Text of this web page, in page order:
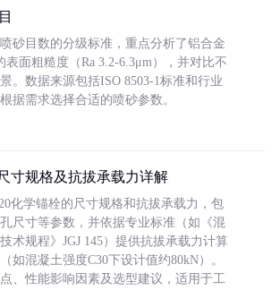
砂目数的分级标准，重点分析了铝合金
表面粗糙度（Ra 3.2-6.3μm），并对比不
。数据来源包括ISO 8503-1标准和行业
据需求选择合适的喷砂参数。
寸规格及抗拔承载力详解
化学锚栓的尺寸规格和抗拔承载力，包
尺寸等参数，并依据专业标准（如《混
术规程》JGJ 145）提供抗拔承载力计算
如混凝土强度C30下设计值约80kN）。
、性能影响因素及选型建议，适用于工